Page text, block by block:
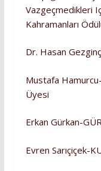
Vazgeçmedikleri
Kahramanları
Dr. Hasan
Mustafa
Üyesi
Erkan Gürkan-
Evren Sarıçiçek-